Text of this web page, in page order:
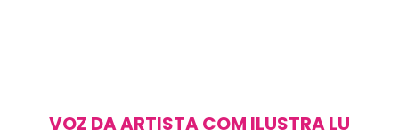
VOZ DA ARTISTA COM ILUSTRA LU